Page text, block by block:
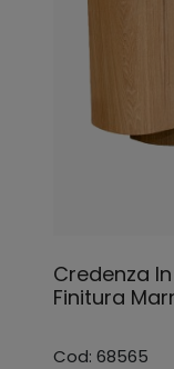
Credenza
Finitura
Cod: 68565